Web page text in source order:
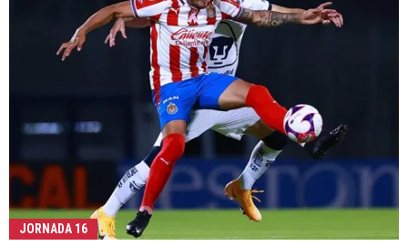
JORNADA 16